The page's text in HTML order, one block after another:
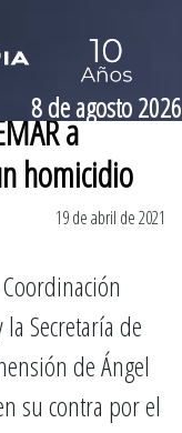
8 de agosto 2026
a
homicidio
19 de abril de 2021
la Secretaría de
de Ángel
su contra por el